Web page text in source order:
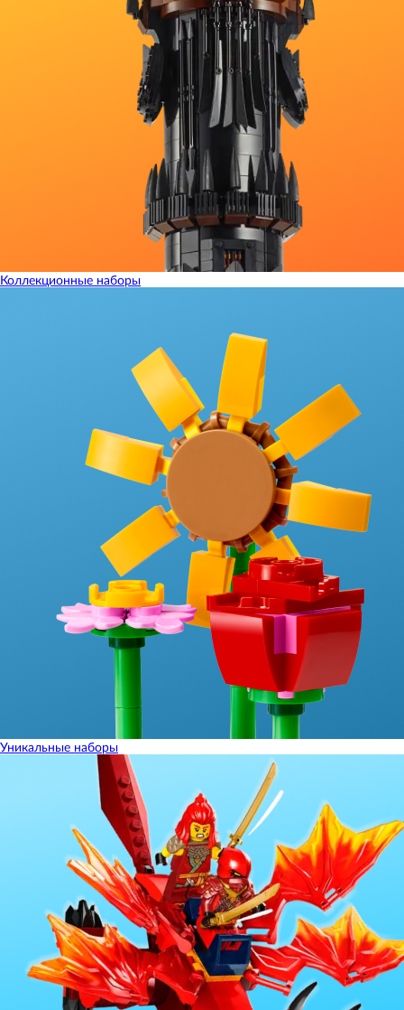
Коллекционные наборы
Уникальные наборы